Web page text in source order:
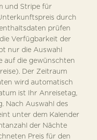
und Stripe für
durch
prüfen
Verfügbarkeit der
nur die Auswahl
auf die gewünschten
Der Zeitraum
wird automatisch
ist Ihr Anreisetag,
Nach Auswahl des
unter dem Kalender
der Nächte
Preis für den